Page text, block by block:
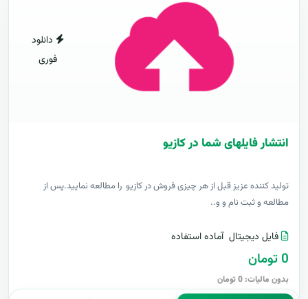
دانلود
فوری
انتشار فایلهای شما در کازیو
توليد کننده عزيز قبل از هر چیزی فروش در کازیو را مطالعه نمایید.پس از
مطالعه و ثبت نام و و..
فایل دیجیتال آماده استفاده
0 تومان
بدون مالیات: 0 تومان